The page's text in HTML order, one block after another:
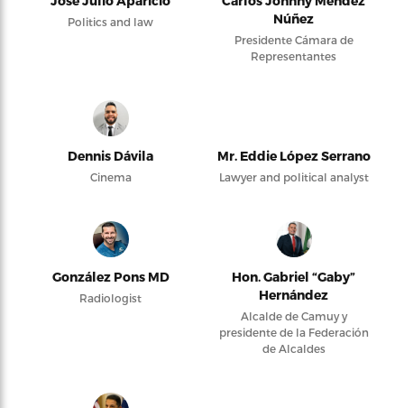
Politics and law
Núñez
Presidente Cámara de
Representantes
Dennis Dávila
Cinema
Mr. Eddie López Serrano
Lawyer and political analyst
González Pons MD
Radiologist
Hon. Gabriel “Gaby”
Hernández
Alcalde de Camuy y
presidente de la Federación
de Alcaldes